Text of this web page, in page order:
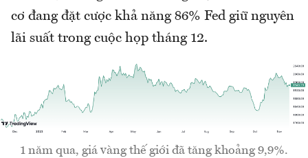
cơ đang đặt cược khả năng 86% Fed giữ nguyên
lãi suất trong cuộc họp tháng 12.
1 năm qua, giá vàng thế giới đã tăng khoảng 9,9%.